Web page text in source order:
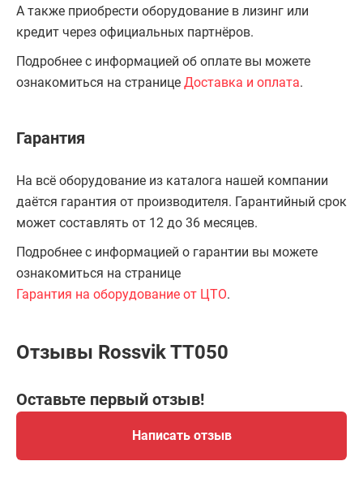
А также приобрести оборудование в лизинг или
кредит через официальных партнёров.
Подробнее с информацией об оплате вы можете
ознакомиться на странице Доставка и оплата.
Гарантия
На всё оборудование из каталога нашей компании
даётся гарантия от производителя. Гарантийный срок
может составлять от 12 до 36 месяцев.
Подробнее с информацией о гарантии вы можете
ознакомиться на странице
Гарантия на оборудование от ЦТО.
Отзывы Rossvik TT050
Оставьте первый отзыв!
Написать отзыв